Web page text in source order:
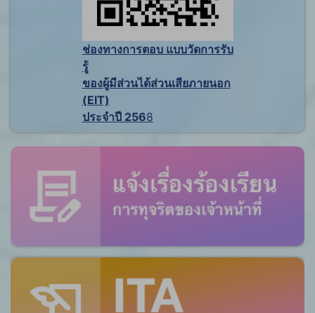
ช่องทางการตอบ แบบวัดการรับ
รู้
ของผู้มีส่วนได้ส่วนเสียภายนอก
(EIT)
ประจำปี 2568